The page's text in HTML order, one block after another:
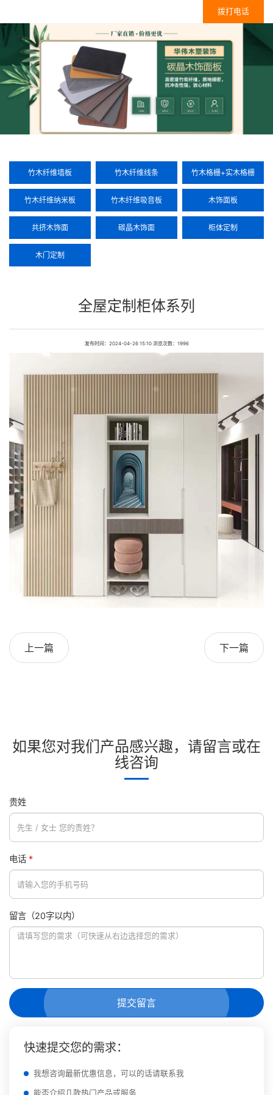
拨打电话
竹木纤维墙板 竹木纤维线条 竹木格栅+实木格栅
竹木纤维纳米板 竹木纤维吸音板 木饰面板
共挤木饰面 碳晶木饰面 柜体定制
木门定制
全屋定制柜体系列
发布时间：2024-04-26 15:10 浏览次数：1996
上一篇 下一篇
如果您对我们产品感兴趣，请留言或在
线咨询
贵姓
电话 *
留言（20字以内）
提交留言
快速提交您的需求：
我想咨询最新优惠信息，可以的话请联系我
能否介绍几款热门产品或服务